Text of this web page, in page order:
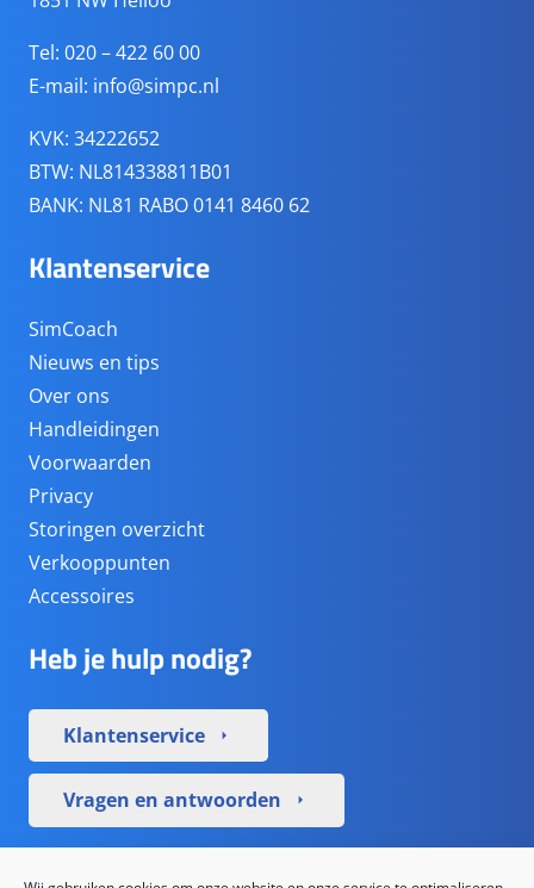
Tel: 020 – 422 60 00
E-mail: info@simpc.nl
KVK: 34222652
BTW: NL814338811B01
BANK: NL81 RABO 0141 8460 62
Klantenservice
SimCoach
Nieuws en tips
Over ons
Handleidingen
Voorwaarden
Privacy
Storingen overzicht
Verkooppunten
Accessoires
Heb je hulp nodig?
Klantenservice arrow_right
Vragen en antwoorden arrow_right